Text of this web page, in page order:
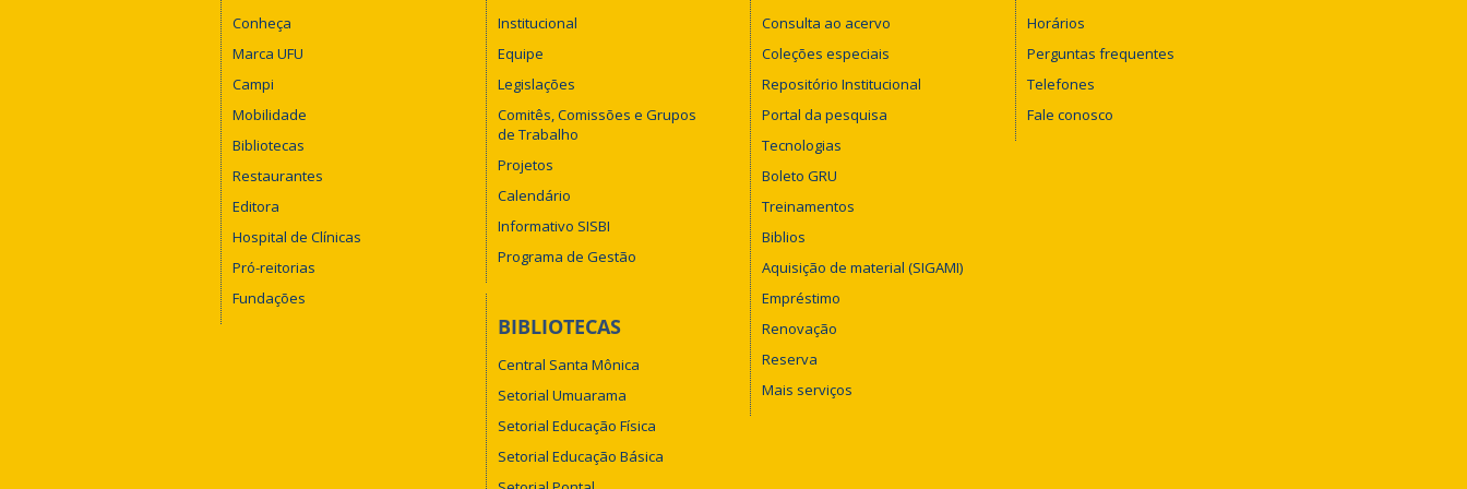
Conheça
Marca UFU
Campi
Mobilidade
Bibliotecas
Restaurantes
Editora
Hospital de Clínicas
Pró-reitorias
Fundações
Institucional
Equipe
Legislações
Comitês, Comissões e Grupos
de Trabalho
Projetos
Calendário
Informativo SISBI
Programa de Gestão
BIBLIOTECAS
Central Santa Mônica
Setorial Umuarama
Setorial Educação Física
Setorial Educação Básica
Consulta ao acervo
Coleções especiais
Repositório Institucional
Portal da pesquisa
Tecnologias
Boleto GRU
Treinamentos
Biblios
Aquisição de material (SIGAMI)
Empréstimo
Renovação
Reserva
Mais serviços
Horários
Perguntas frequentes
Telefones
Fale conosco